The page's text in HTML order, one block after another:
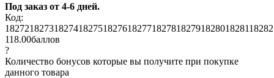
Под заказ от 4-6 дней.
Код:
1827218273182741827518276182771827818279182801828118282
118.00баллов
?
Количество бонусов которые вы получите при покупке
данного товара